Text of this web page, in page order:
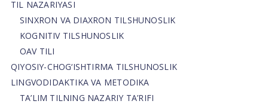
TIL NAZARIYASI
SINXRON VA DIAXRON TILSHUNOSLIK
KOGNITIV TILSHUNOSLIK
OAV TILI
QIYOSIY-CHOG‘ISHTIRMA TILSHUNOSLIK
LINGVODIDAKTIKA VA METODIKA
TA’LIM TILNING NAZARIY TA’RIFI